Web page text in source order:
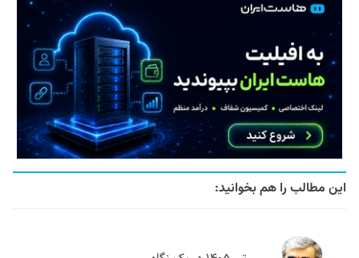
این مطالب را هم بخوانید: